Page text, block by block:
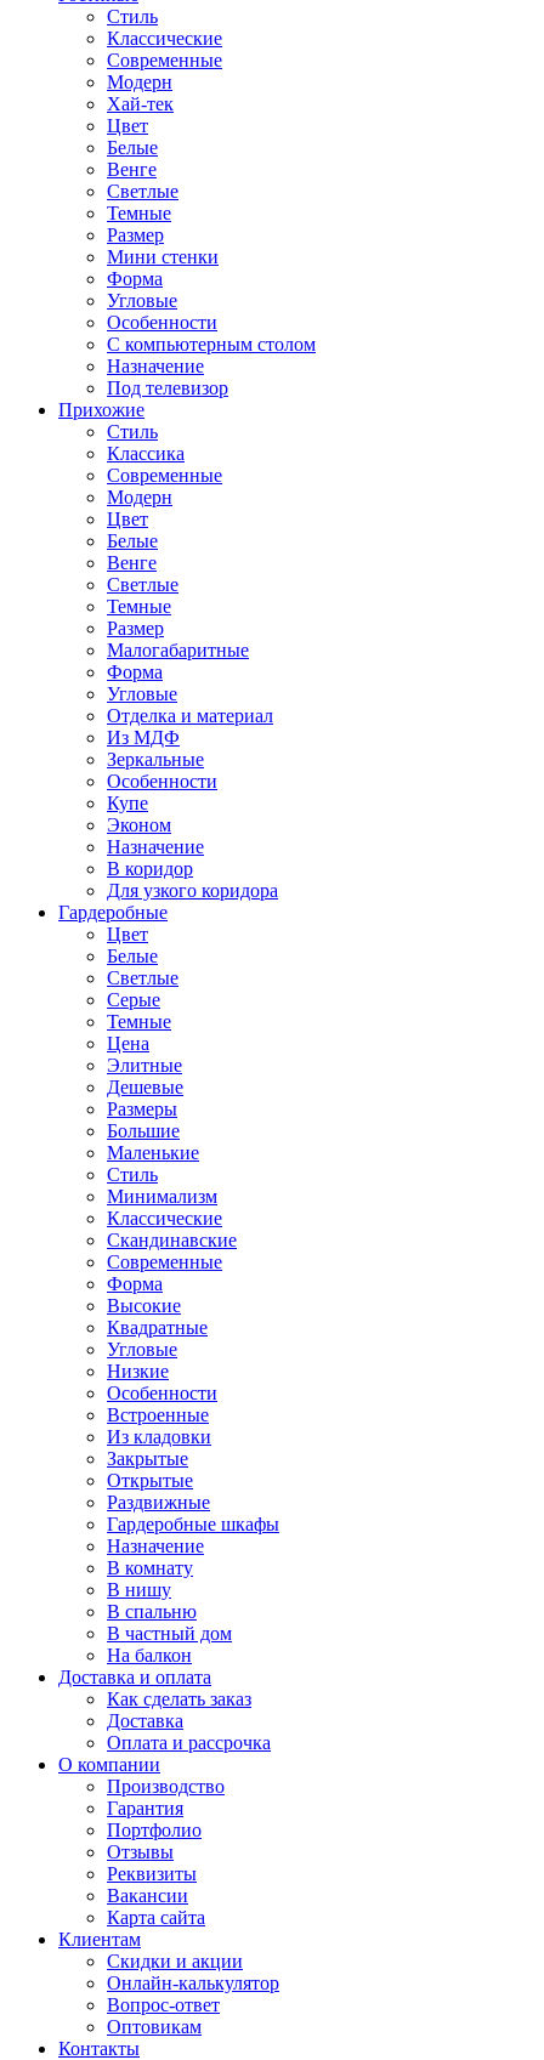
Стиль
Классические
Современные
Модерн
Хай-тек
Цвет
Белые
Венге
Светлые
Темные
Размер
Мини стенки
Форма
Угловые
Особенности
С компьютерным столом
Назначение
Под телевизор
Прихожие
Стиль
Классика
Современные
Модерн
Цвет
Белые
Венге
Светлые
Темные
Размер
Малогабаритные
Форма
Угловые
Отделка и материал
Из МДФ
Зеркальные
Особенности
Купе
Эконом
Назначение
В коридор
Для узкого коридора
Гардеробные
Цвет
Белые
Светлые
Серые
Темные
Цена
Элитные
Дешевые
Размеры
Большие
Маленькие
Стиль
Минимализм
Классические
Скандинавские
Современные
Форма
Высокие
Квадратные
Угловые
Низкие
Особенности
Встроенные
Из кладовки
Закрытые
Открытые
Раздвижные
Гардеробные шкафы
Назначение
В комнату
В нишу
В спальню
В частный дом
На балкон
Доставка и оплата
Как сделать заказ
Доставка
Оплата и рассрочка
О компании
Производство
Гарантия
Портфолио
Отзывы
Реквизиты
Вакансии
Карта сайта
Клиентам
Скидки и акции
Онлайн-калькулятор
Вопрос-ответ
Оптовикам
Контакты